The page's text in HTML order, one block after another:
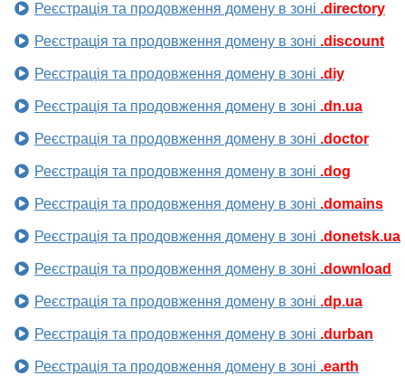
Реєстрація та продовження домену в зоні .directory
Реєстрація та продовження домену в зоні .discount
Реєстрація та продовження домену в зоні .diy
Реєстрація та продовження домену в зоні .dn.ua
Реєстрація та продовження домену в зоні .doctor
Реєстрація та продовження домену в зоні .dog
Реєстрація та продовження домену в зоні .domains
Реєстрація та продовження домену в зоні .donetsk.ua
Реєстрація та продовження домену в зоні .download
Реєстрація та продовження домену в зоні .dp.ua
Реєстрація та продовження домену в зоні .durban
Реєстрація та продовження домену в зоні .earth